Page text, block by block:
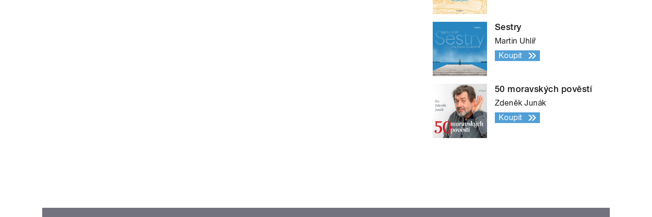
Sestry
Martin Uhlíř
Koupit
50 moravských pověstí
Zdeněk Junák
Koupit